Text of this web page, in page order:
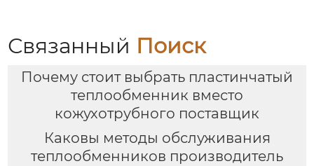
Связанный Поиск
Почему стоит выбрать пластинчатый
теплообменник вместо
кожухотрубного поставщик
Каковы методы обслуживания
теплообменников производитель